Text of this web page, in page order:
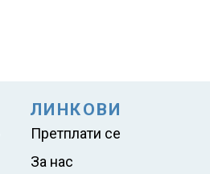
ЛИНКОВИ
Претплати се
За нас